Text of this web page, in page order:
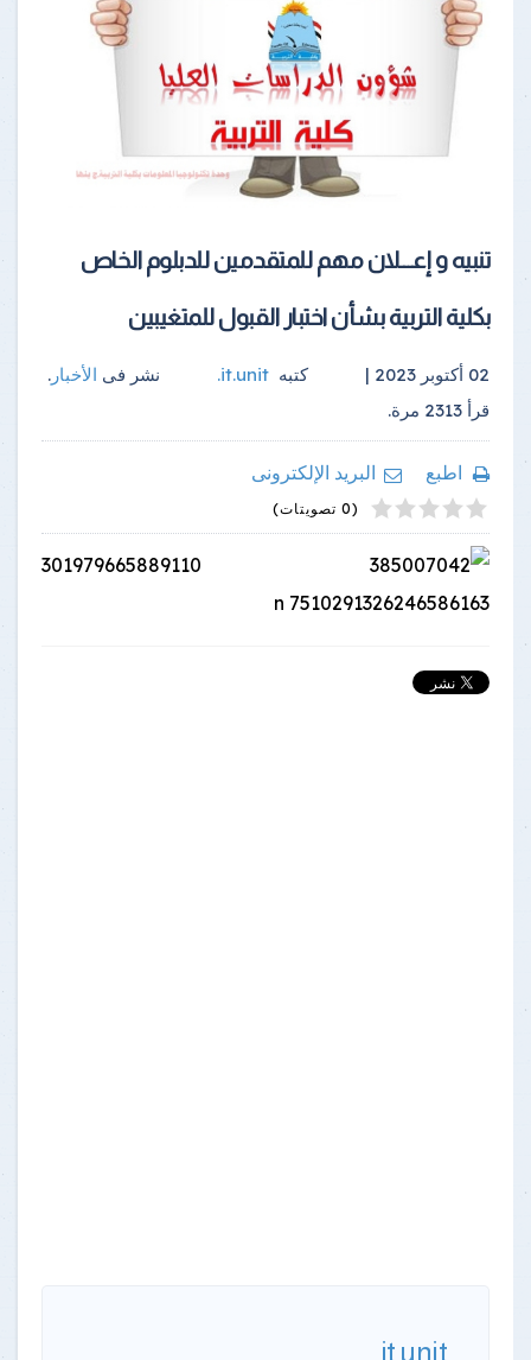
تنبيه و إعـــلان مهم للمتقدمين للدبلوم الخاص
بكلية التربية بشأن اختبار القبول للمتغيبين
02 أكتوبر 2023 | كتبه it.unit
. نشر فى الأخبار .
قرأ 2313 مرة.
اطبع
البريد الإلكترونى
1
2
3
4
5 (0 تصويتات)
it.unit